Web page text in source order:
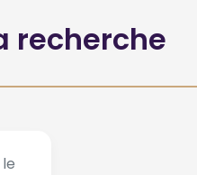
recherche